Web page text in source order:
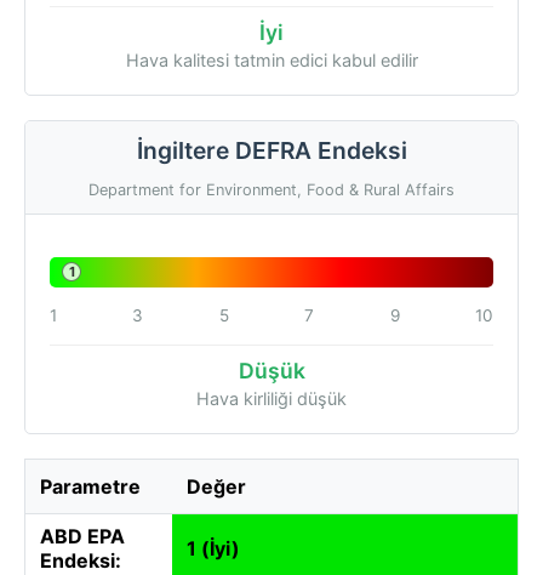
İyi
Hava kalitesi tatmin edici kabul edilir
İngiltere DEFRA Endeksi
Department for Environment, Food & Rural Affairs
1
1 3 5 7 9 10
Düşük
Hava kirliliği düşük
Parametre Değer
ABD EPA
Endeksi:
1 (İyi)